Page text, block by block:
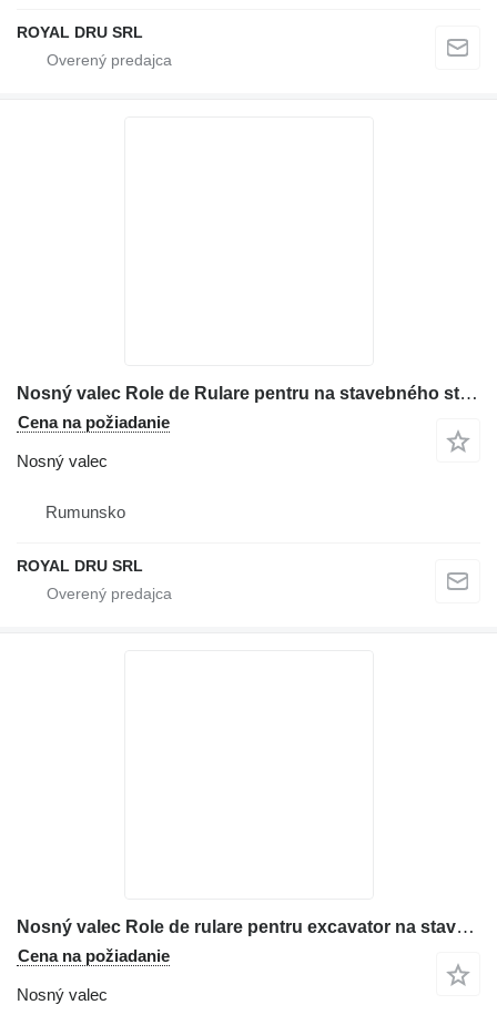
ROYAL DRU SRL
Nosný valec Role de Rulare pentru na stavebného stroja Case
Cena na požiadanie
Nosný valec
Rumunsko
ROYAL DRU SRL
Nosný valec Role de rulare pentru excavator na stavebného stroja Case CX130
Cena na požiadanie
Nosný valec